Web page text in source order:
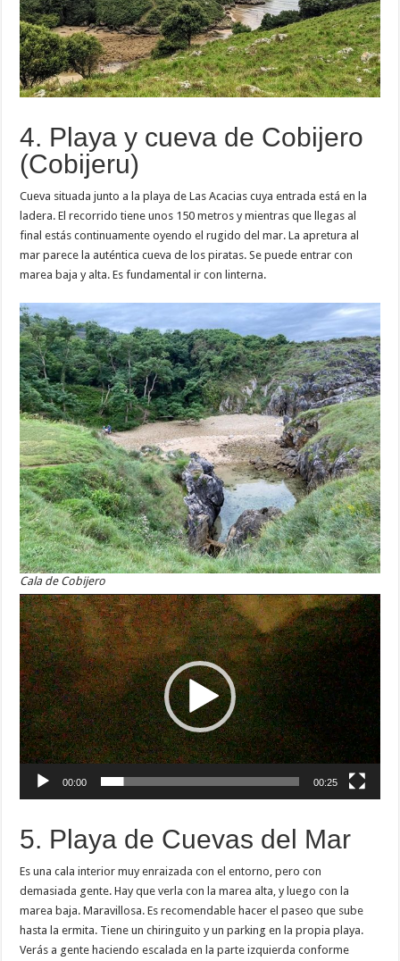
4. Playa y cueva de Cobijero
(Cobijeru)
Cueva situada junto a la playa de Las Acacias cuya entrada está en la
ladera. El recorrido tiene unos 150 metros y mientras que llegas al
final estás continuamente oyendo el rugido del mar. La apretura al
mar parece la auténtica cueva de los piratas. Se puede entrar con
marea baja y alta. Es fundamental ir con linterna.
Cala de Cobijero
Reproductor
de
vídeo
00:00 00:25
5. Playa de Cuevas del Mar
Es una cala interior muy enraizada con el entorno, pero con
demasiada gente. Hay que verla con la marea alta, y luego con la
marea baja. Maravillosa. Es recomendable hacer el paseo que sube
hasta la ermita. Tiene un chiringuito y un parking en la propia playa.
Verás a gente haciendo escalada en la parte izquierda conforme